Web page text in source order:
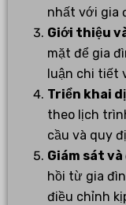
nhất với gia
Giới thiệu
mặt để gia
luận chi tiết
Triển khai
theo lịch
cầu và quy
Giám sát
hồi từ gia
điều chỉnh